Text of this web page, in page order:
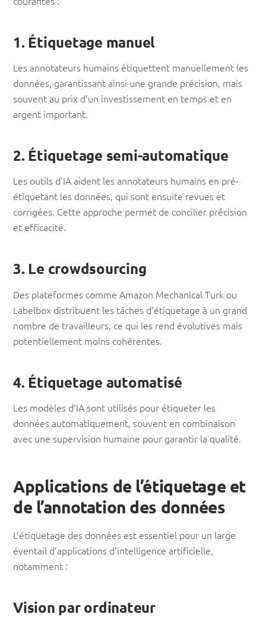
1. Étiquetage manuel
Les annotateurs humains étiquettent manuellement les
données, garantissant ainsi une grande précision, mais
souvent au prix d’un investissement en temps et en
argent important.
2. Étiquetage semi-automatique
Les outils d’IA aident les annotateurs humains en pré-
étiquetant les données, qui sont ensuite revues et
corrigées. Cette approche permet de concilier précision
et efficacité.
3. Le crowdsourcing
Des plateformes comme Amazon Mechanical Turk ou
Labelbox distribuent les tâches d’étiquetage à un grand
nombre de travailleurs, ce qui les rend évolutives mais
potentiellement moins cohérentes.
4. Étiquetage automatisé
Les modèles d’IA sont utilisés pour étiqueter les
données automatiquement, souvent en combinaison
avec une supervision humaine pour garantir la qualité.
Applications de l’étiquetage et
de l’annotation des données
L’étiquetage des données est essentiel pour un large
éventail d’applications d’intelligence artificielle,
notamment :
Vision par ordinateur